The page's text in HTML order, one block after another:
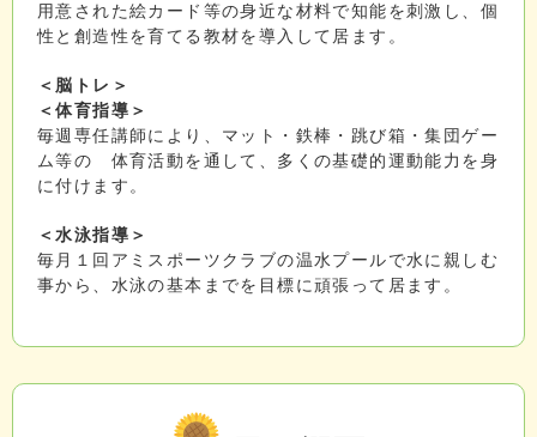
用意された絵カード等の身近な材料で知能を刺激し、個
性と創造性を育てる教材を導入して居ます。
＜脳トレ＞
＜体育指導＞
毎週専任講師により、マット・鉄棒・跳び箱・集団ゲー
ム等の 体育活動を通して、多くの基礎的運動能力を身
に付けます。
＜水泳指導＞
毎月１回アミスポーツクラブの温水プールで水に親しむ
事から、水泳の基本までを目標に頑張って居ます。